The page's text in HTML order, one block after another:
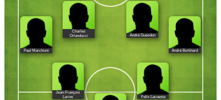
Paul Marchioni
Charles
Orlanducci
André Guesdon
André Burkhard
Jean-François
Larios
Felix Lacuesta